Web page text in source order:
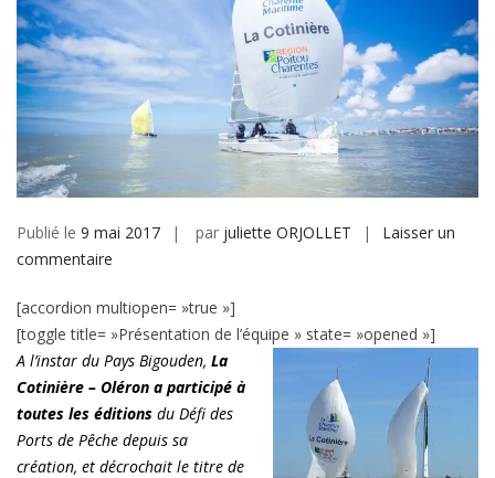
Publié le 9 mai 2017 par juliette ORJOLLET
Laisser un
commentaire
Cotinière
–
Oléron
2017
[accordion multiopen= »true »]
[toggle title= »Présentation de l’équipe » state= »opened »]
A l’instar du Pays Bigouden, La
Cotinière – Oléron a participé à
toutes les éditions du Défi des
Ports de Pêche depuis sa
création, et décrochait le titre de